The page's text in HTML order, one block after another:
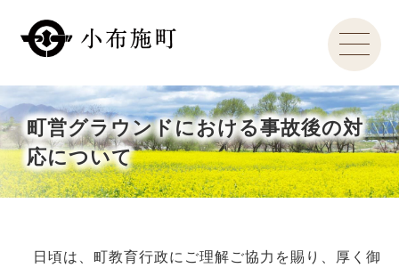
町営グラウンドにおける事故後の対
応について
日頃は、町教育行政にご理解ご協力を賜り、厚く御